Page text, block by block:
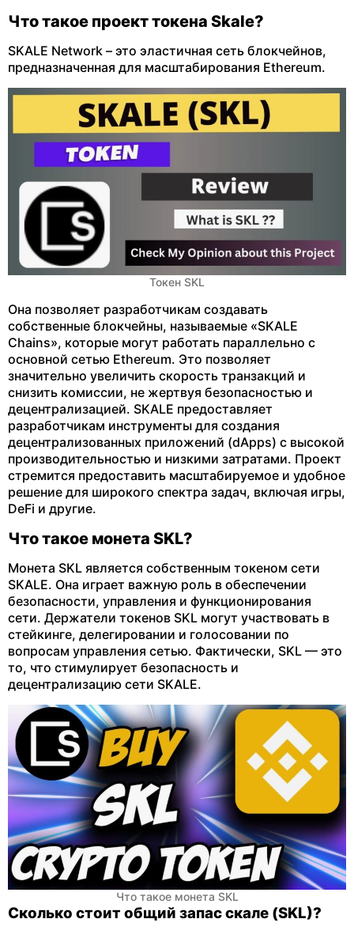
Что такое проект токена Skale?
SKALE Network – это эластичная сеть блокчейнов,
предназначенная для масштабирования Ethereum.
Токен SKL
Она позволяет разработчикам создавать
собственные блокчейны, называемые «SKALE
Chains», которые могут работать параллельно с
основной сетью Ethereum. Это позволяет
значительно увеличить скорость транзакций и
снизить комиссии, не жертвуя безопасностью и
децентрализацией. SKALE предоставляет
разработчикам инструменты для создания
децентрализованных приложений (dApps) с высокой
производительностью и низкими затратами. Проект
стремится предоставить масштабируемое и удобное
решение для широкого спектра задач, включая игры,
DeFi и другие.
Что такое монета SKL?
Монета SKL является собственным токеном сети
SKALE. Она играет важную роль в обеспечении
безопасности, управления и функционирования
сети. Держатели токенов SKL могут участвовать в
стейкинге, делегировании и голосовании по
вопросам управления сетью. Фактически, SKL — это
то, что стимулирует безопасность и
децентрализацию сети SKALE.
Что такое монета SKL
Сколько стоит общий запас скале (SKL)?